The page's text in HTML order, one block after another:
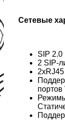
Сетевые
SIP 2.0
2 SIP-
портов